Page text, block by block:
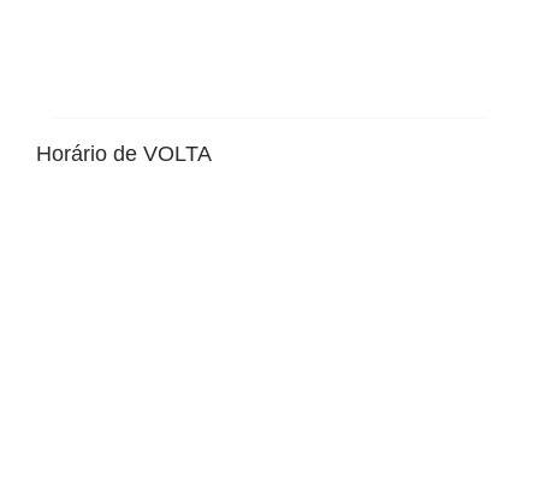
Horário de VOLTA